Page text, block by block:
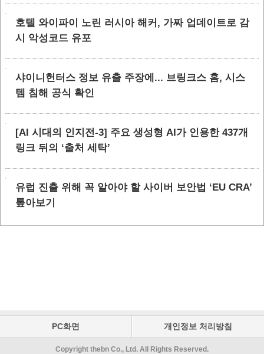
호텔 와이파이 노린 러시아 해커, 가짜 업데이트로 감
시 악성코드 유포
샤이니헌터스 정보 유출 주장에... 브링크스 홈, 시스
템 침해 공식 확인
[AI 시대의 인지전-3] 주요 생성형 AI가 인용한 437개
링크 뒤의 ‘출처 세탁’
유럽 진출 위해 꼭 알아야 할 사이버 보안법 ‘EU CRA’
톺아보기
PC화면 개인정보 처리방침
Copyright thebn Co., Ltd. All Rights Reserved.